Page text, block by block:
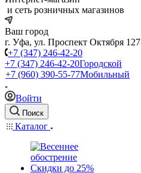
и сеть розничных магазинов
Ваш город
г. Уфа, ул. Проспект Октября 127
+7 (347) 246-42-20
+7 (347) 246-42-20Городской
+7 (960) 390-55-77Мобильный
Войти
Поиск
Каталог